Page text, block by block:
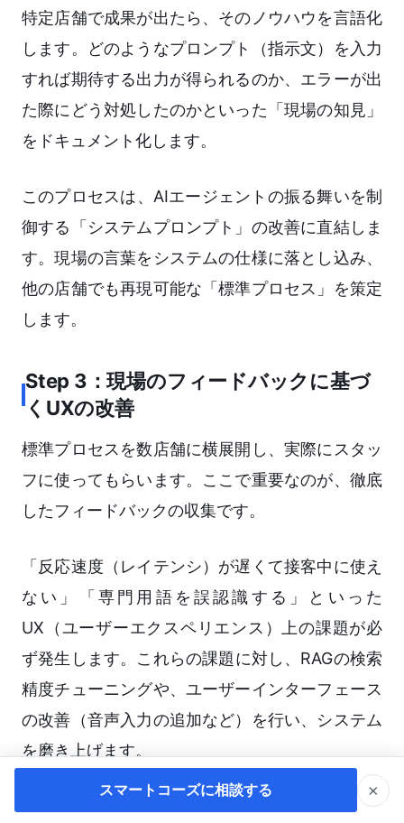
特定店舗で成果が出たら、そのノウハウを言語化
します。どのようなプロンプト（指示文）を入力
すれば期待する出力が得られるのか、エラーが出
た際にどう対処したのかといった「現場の知見」
をドキュメント化します。
このプロセスは、AIエージェントの振る舞いを制
御する「システムプロンプト」の改善に直結しま
す。現場の言葉をシステムの仕様に落とし込み、
他の店舗でも再現可能な「標準プロセス」を策定
します。
Step 3：現場のフィードバックに基づ
くUXの改善
標準プロセスを数店舗に横展開し、実際にスタッ
フに使ってもらいます。ここで重要なのが、徹底
したフィードバックの収集です。
「反応速度（レイテンシ）が遅くて接客中に使え
ない」「専門用語を誤認識する」といった
UX（ユーザーエクスペリエンス）上の課題が必
ず発生します。これらの課題に対し、RAGの検索
精度チューニングや、ユーザーインターフェース
の改善（音声入力の追加など）を行い、システム
を磨き上げます。
Step 4：データ連携による多店舗への
スマートコーズに相談する ×